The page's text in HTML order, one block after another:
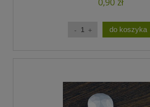
do koszyka